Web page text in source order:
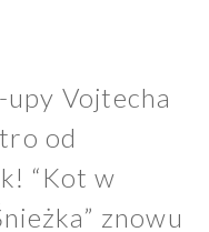
upy Vojtecha
od
“Kot w
znowu